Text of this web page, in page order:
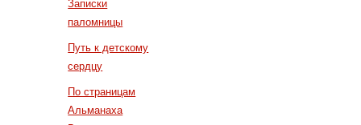
Записки
паломницы
Путь к детскому
сердцу
По страницам
Альманаха